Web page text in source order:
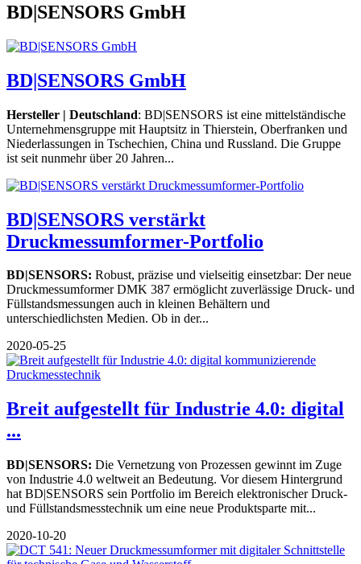
BD|SENSORS GmbH
BD|SENSORS GmbH
Hersteller | Deutschland: BD|SENSORS ist eine mittelständische
Unternehmensgruppe mit Hauptsitz in Thierstein, Oberfranken und
Niederlassungen in Tschechien, China und Russland. Die Gruppe
ist seit nunmehr über 20 Jahren...
BD|SENSORS verstärkt
Druckmessumformer-Portfolio
BD|SENSORS: Robust, präzise und vielseitig einsetzbar: Der neue
Druckmessumformer DMK 387 ermöglicht zuverlässige Druck- und
Füllstandsmessungen auch in kleinen Behältern und
unterschiedlichsten Medien. Ob in der...
2020-05-25
Breit aufgestellt für Industrie 4.0: digital
...
BD|SENSORS: Die Vernetzung von Prozessen gewinnt im Zuge
von Industrie 4.0 weltweit an Bedeutung. Vor diesem Hintergrund
hat BD|SENSORS sein Portfolio im Bereich elektronischer Druck-
und Füllstandsmesstechnik um eine neue Produktsparte mit...
2020-10-20